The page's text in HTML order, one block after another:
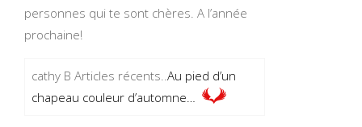
personnes qui te sont chères. A l’année
prochaine!
cathy B Articles récents..Au pied d’un
chapeau couleur d’automne…